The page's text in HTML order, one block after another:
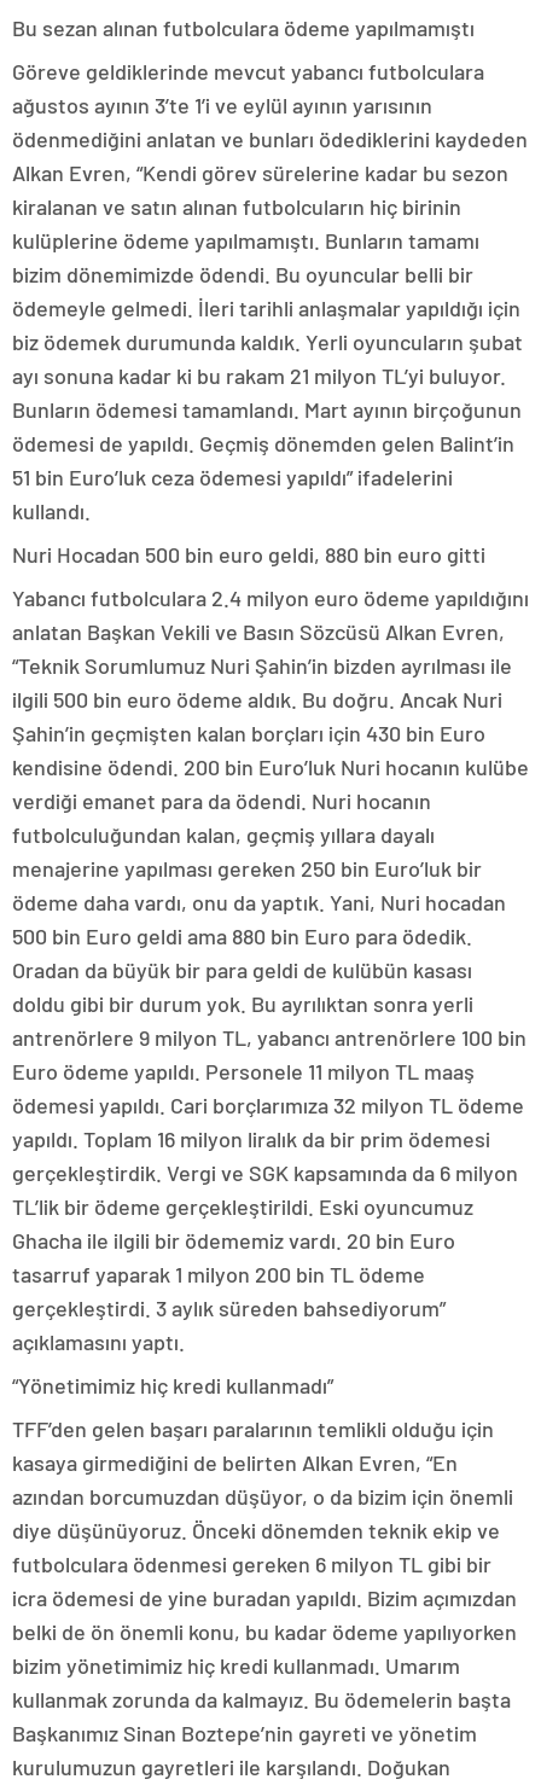
Bu sezan alınan futbolculara ödeme yapılmamıştı
Göreve geldiklerinde mevcut yabancı futbolculara
ağustos ayının 3’te 1’i ve eylül ayının yarısının
ödenmediğini anlatan ve bunları ödediklerini kaydeden
Alkan Evren, “Kendi görev sürelerine kadar bu sezon
kiralanan ve satın alınan futbolcuların hiç birinin
kulüplerine ödeme yapılmamıştı. Bunların tamamı
bizim dönemimizde ödendi. Bu oyuncular belli bir
ödemeyle gelmedi. İleri tarihli anlaşmalar yapıldığı için
biz ödemek durumunda kaldık. Yerli oyuncuların şubat
ayı sonuna kadar ki bu rakam 21 milyon TL’yi buluyor.
Bunların ödemesi tamamlandı. Mart ayının birçoğunun
ödemesi de yapıldı. Geçmiş dönemden gelen Balint’in
51 bin Euro’luk ceza ödemesi yapıldı” ifadelerini
kullandı.
Nuri Hocadan 500 bin euro geldi, 880 bin euro gitti
Yabancı futbolculara 2.4 milyon euro ödeme yapıldığını
anlatan Başkan Vekili ve Basın Sözcüsü Alkan Evren,
“Teknik Sorumlumuz Nuri Şahin’in bizden ayrılması ile
ilgili 500 bin euro ödeme aldık. Bu doğru. Ancak Nuri
Şahin’in geçmişten kalan borçları için 430 bin Euro
kendisine ödendi. 200 bin Euro’luk Nuri hocanın kulübe
verdiği emanet para da ödendi. Nuri hocanın
futbolculuğundan kalan, geçmiş yıllara dayalı
menajerine yapılması gereken 250 bin Euro’luk bir
ödeme daha vardı, onu da yaptık. Yani, Nuri hocadan
500 bin Euro geldi ama 880 bin Euro para ödedik.
Oradan da büyük bir para geldi de kulübün kasası
doldu gibi bir durum yok. Bu ayrılıktan sonra yerli
antrenörlere 9 milyon TL, yabancı antrenörlere 100 bin
Euro ödeme yapıldı. Personele 11 milyon TL maaş
ödemesi yapıldı. Cari borçlarımıza 32 milyon TL ödeme
yapıldı. Toplam 16 milyon liralık da bir prim ödemesi
gerçekleştirdik. Vergi ve SGK kapsamında da 6 milyon
TL’lik bir ödeme gerçekleştirildi. Eski oyuncumuz
Ghacha ile ilgili bir ödememiz vardı. 20 bin Euro
tasarruf yaparak 1 milyon 200 bin TL ödeme
gerçekleştirdi. 3 aylık süreden bahsediyorum”
açıklamasını yaptı.
“Yönetimimiz hiç kredi kullanmadı”
TFF’den gelen başarı paralarının temlikli olduğu için
kasaya girmediğini de belirten Alkan Evren, “En
azından borcumuzdan düşüyor, o da bizim için önemli
diye düşünüyoruz. Önceki dönemden teknik ekip ve
futbolculara ödenmesi gereken 6 milyon TL gibi bir
icra ödemesi de yine buradan yapıldı. Bizim açımızdan
belki de ön önemli konu, bu kadar ödeme yapılıyorken
bizim yönetimimiz hiç kredi kullanmadı. Umarım
kullanmak zorunda da kalmayız. Bu ödemelerin başta
Başkanımız Sinan Boztepe’nin gayreti ve yönetim
kurulumuzun gayretleri ile karşılandı. Doğukan